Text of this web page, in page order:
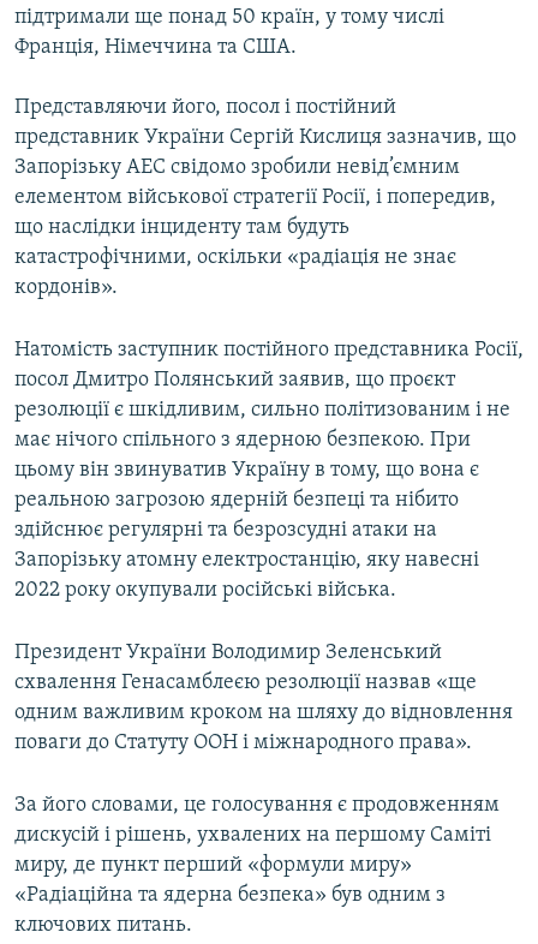
підтримали ще понад 50 країн, у тому числі
Франція, Німеччина та США.
Представляючи його, посол і постійний
представник України Сергій Кислиця зазначив, що
Запорізьку АЕС свідомо зробили невід’ємним
елементом військової стратегії Росії, і попередив,
що наслідки інциденту там будуть
катастрофічними, оскільки «радіація не знає
кордонів».
Натомість заступник постійного представника Росії,
посол Дмитро Полянський заявив, що проєкт
резолюції є шкідливим, сильно політизованим і не
має нічого спільного з ядерною безпекою. При
цьому він звинуватив Україну в тому, що вона є
реальною загрозою ядерній безпеці та нібито
здійснює регулярні та безрозсудні атаки на
Запорізьку атомну електростанцію, яку навесні
2022 року окупували російські війська.
Президент України Володимир Зеленський
схвалення Генасамблеєю резолюції назвав «ще
одним важливим кроком на шляху до відновлення
поваги до Статуту ООН і міжнародного права».
За його словами, це голосування є продовженням
дискусій і рішень, ухвалених на першому Саміті
миру, де пункт перший «формули миру»
«Радіаційна та ядерна безпека» був одним з
ключових питань.